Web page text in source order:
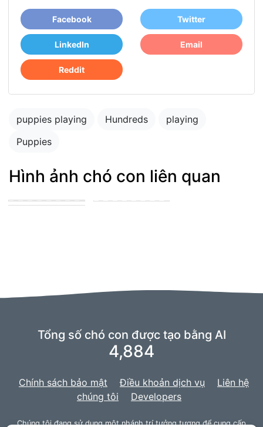
Facebook Twitter
LinkedIn Email
Reddit
puppies playing Hundreds
playing
Puppies
Hình ảnh chó con liên quan
Blue merle
cattledog and
puppy in the park
puppies
Tổng số chó con được tạo bằng AI
4,884
Chính sách bảo mật Điều khoản dịch vụ
Liên hệ
chúng tôi
Developers
Chúng tôi đang sử dụng một nhánhtrí tưởng tượngđể cung cấp